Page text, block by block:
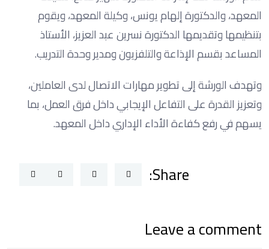
المعهد، والدكتورة إلهام يونس، وكيلة المعهد، ويقوم
بتنظيمها وتقديمها الدكتورة نسرين عبد العزيز، الأستاذ
المساعد بقسم الإذاعة والتلفزيون ومدير وحدة التدريب.
وتهدف الورشة إلى تطوير مهارات الاتصال لدى العاملين،
وتعزيز القدرة على التفاعل الإيجابي داخل فرق العمل، بما
يسهم في رفع كفاءة الأداء الإداري داخل المعهد.
Share:
Leave a comment